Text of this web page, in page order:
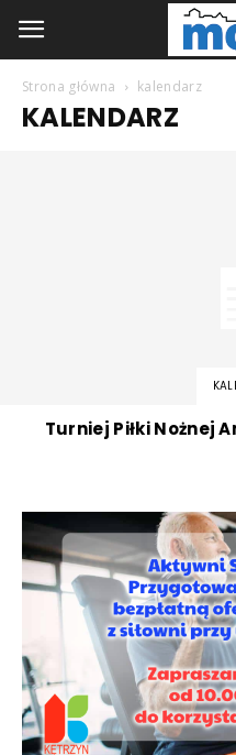
Strona główna kalendarz
KALENDARZ
Turniej Piłki Nożnej